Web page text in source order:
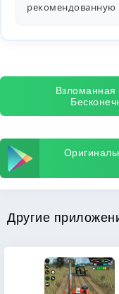
Другие